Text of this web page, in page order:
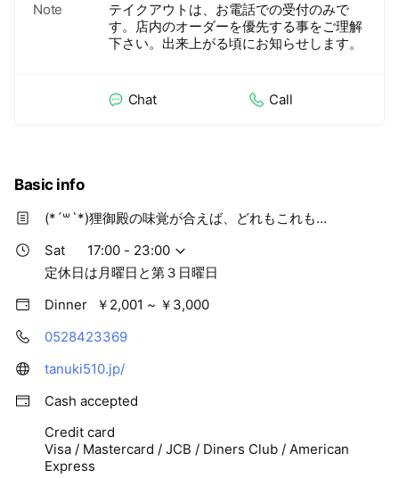
Note
テイクアウトは、お電話での受付のみで
す。店内のオーダーを優先する事をご理解
下さい。出来上がる頃にお知らせします。
Chat Call
Basic info
(*´꒳`*)狸御殿の味覚が合えば、どれもこれも…
Sat
17:00 - 23:00
定休日は月曜日と第３日曜日
Dinner
￥2,001 ~ ￥3,000
0528423369
tanuki510.jp/
Cash accepted
Credit card
Visa / Mastercard / JCB / Diners Club / American
Express